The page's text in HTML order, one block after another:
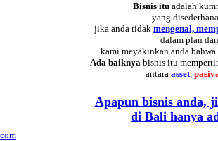
Bisnis ituadalah
yang
jika anda tidak mengenal,
dalam plan
kami meyakinkan anda bahwa
Ada baiknyabisnis itu
antara asset,
Apapun bisnis anda,
di Bali hanya